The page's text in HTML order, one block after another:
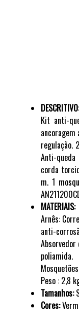
DESCRITIVO:
Kit anti-
regulação.
Anti-
corda
m. 1
MATERIAIS:
Arnês:
anti-
poliamida.
Peso : 2,8
Tamanhos:
Cores: